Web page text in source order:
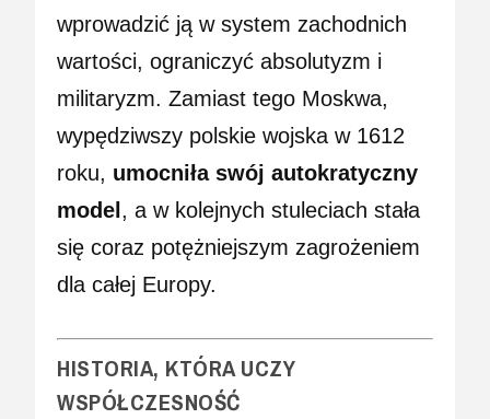
wprowadzić ją w system zachodnich
wartości, ograniczyć absolutyzm i
militaryzm. Zamiast tego Moskwa,
wypędziwszy polskie wojska w 1612
roku, umocniła swój autokratyczny
model, a w kolejnych stuleciach stała
się coraz potężniejszym zagrożeniem
dla całej Europy.
HISTORIA, KTÓRA UCZY
WSPÓŁCZESNOŚĆ